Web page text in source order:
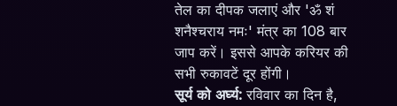
तेल का दीपक जलाएं और 'ॐ शं
शनैश्चराय नमः' मंत्र का 108 बार
जाप करें। इससे आपके करियर की
सभी रुकावटें दूर होंगी।
सूर्य को अर्घ्य: रविवार का दिन है,